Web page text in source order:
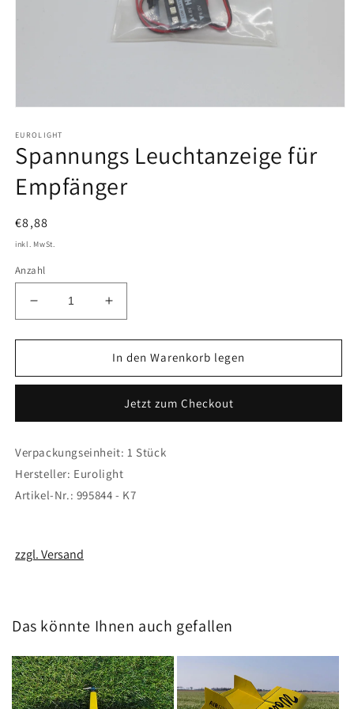
in
Modal
öffnen
EUROLIGHT
Spannungs Leuchtanzeige für
Empfänger
Normaler
Preis
€8,88
inkl. MwSt.
Anzahl
Verringere
die
Menge
Spannungs
Empfänger
Erhöhe
die
Menge
für
Spannungs
Empfänger
In den Warenkorb legen
Jetzt zum Checkout
Verpackungseinheit: 1 Stück
Hersteller: Eurolight
Artikel-Nr.: 995844 - K7
zzgl. Versand
Das könnte Ihnen auch gefallen